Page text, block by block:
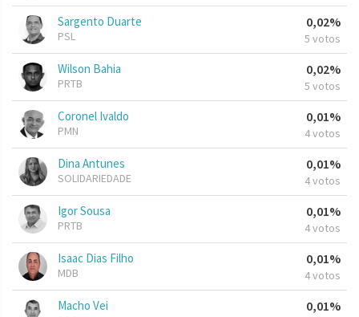
Sargento Duarte
PSL
0,02%
5 votos
Wilson Bahia
PRTB
0,02%
5 votos
Coronel Ivaldo
PMN
0,01%
4 votos
Dina Antunes
SOLIDARIEDADE
0,01%
4 votos
Igor Sousa
PRTB
0,01%
4 votos
Isaac Dias Filho
MDB
0,01%
4 votos
Macho Vei 0,01%